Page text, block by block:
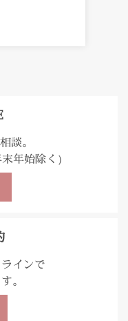
談。
年始除く）
インで
。